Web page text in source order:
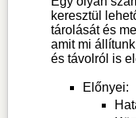
keresztül
tárolását és
amit mi
és távolról is
Előnyei: